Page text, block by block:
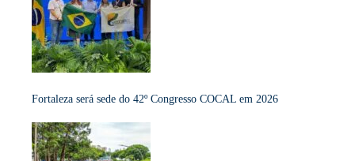
Fortaleza será sede do 42º Congresso COCAL em 2026